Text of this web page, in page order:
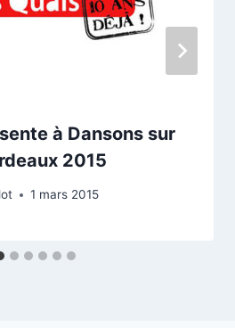
à Dansons sur
2015
1 mars 2015